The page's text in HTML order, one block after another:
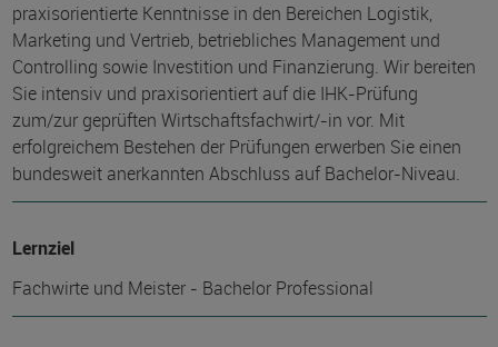
praxisorientierte Kenntnisse in den Bereichen Logistik,
Marketing und Vertrieb, betriebliches Management und
Controlling sowie Investition und Finanzierung. Wir bereiten
Sie intensiv und praxisorientiert auf die IHK-Prüfung
zum/zur geprüften Wirtschaftsfachwirt/-in vor. Mit
erfolgreichem Bestehen der Prüfungen erwerben Sie einen
bundesweit anerkannten Abschluss auf Bachelor-Niveau.
Lernziel
Fachwirte und Meister - Bachelor Professional